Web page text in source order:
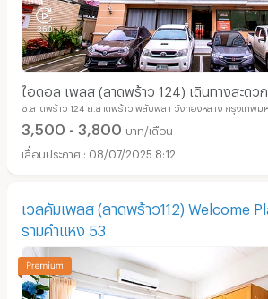
ไอดอล เพลส (ลาดพร้าว 124) เดินทางสะดว
รามคำแหง บางกะปิ
ซ.ลาดพร้าว 124 ถ.ลาดพร้าว พลับพลา วังทองหลาง กรุงเทพม
3,500 - 3,800 บาท/เดือน
08/07/2025 8:12
เวลคัมเพลส (ลาดพร้าว112) Welcome
รามคำแหง 53